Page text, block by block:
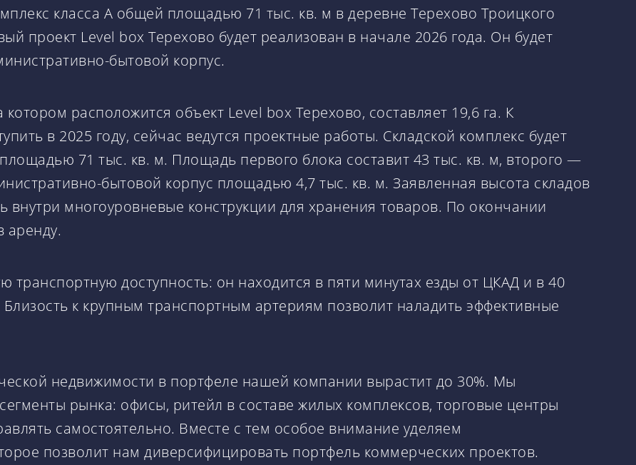
класса А общей площадью 71 тыс. кв. м в деревне Терехово Троицкого
проект Level box Терехово будет реализован в начале 2026 года. Он будет
бытовой корпус.
расположится объект Level box Терехово, составляет 19,6 га. К
в 2025 году, сейчас ведутся проектные работы. Складской комплекс будет
71 тыс. кв. м. Площадь первого блока составит 43 тыс. кв. м, второго —
бытовой корпус площадью 4,7 тыс. кв. м. Заявленная высота складов
внутри многоуровневые конструкции для хранения товаров. По окончании
аренду.
транспортную доступность: он находится в пяти минутах езды от ЦКАД и в 40
к крупным транспортным артериям позволит наладить эффективные
недвижимости в портфеле нашей компании вырастит до 30%. Мы
рынка: офисы, ритейл в составе жилых комплексов, торговые центры
самостоятельно. Вместе с тем особое внимание уделяем
позволит нам диверсифицировать портфель коммерческих проектов.